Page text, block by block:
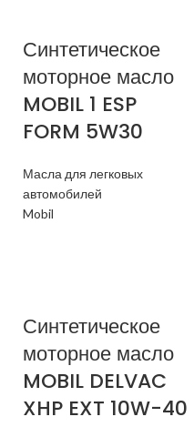
Синтетическое
моторное масло
MOBIL 1 ESP
FORM 5W30
Масла для легковых
автомобилей
Mobil
Синтетическое
моторное масло
MOBIL DELVAC
XHP EXT 10W-40